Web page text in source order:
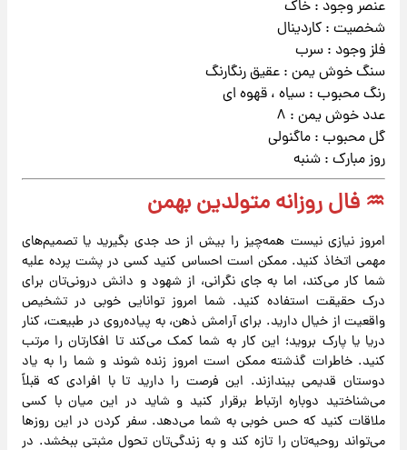
عنصر وجود : خاک
شخصیت : کاردینال
فلز وجود : سرب
سنگ خوش یمن : عقیق رنگارنگ
رنگ محبوب : سیاه ، قهوه ای
عدد خوش یمن : ۸
گل محبوب : ماگنولی
روز مبارک : شنبه
♒ فال روزانه متولدین بهمن
امروز نیازی نیست همه‌چیز را بیش از حد جدی بگیرید یا تصمیم‌های
مهمی اتخاذ کنید. ممکن است احساس کنید کسی در پشت پرده علیه
شما کار می‌کند، اما به جای نگرانی، از شهود و دانش درونی‌تان برای
درک حقیقت استفاده کنید. شما امروز توانایی خوبی در تشخیص
واقعیت از خیال دارید. برای آرامش ذهن، به پیاده‌روی در طبیعت، کنار
دریا یا پارک بروید؛ این کار به شما کمک می‌کند تا افکارتان را مرتب
کنید. خاطرات گذشته ممکن است امروز زنده شوند و شما را به یاد
دوستان قدیمی بیندازند. این فرصت را دارید تا با افرادی که قبلاً
می‌شناختید دوباره ارتباط برقرار کنید و شاید در این میان با کسی
ملاقات کنید که حس خوبی به شما می‌دهد. سفر کردن در این روزها
می‌تواند روحیه‌تان را تازه کند و به زندگی‌تان تحول مثبتی ببخشد. در